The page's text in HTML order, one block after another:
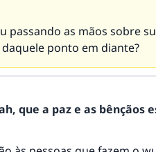
passando as mãos sobre
daquele ponto em diante?
que a paz e as bênçãos